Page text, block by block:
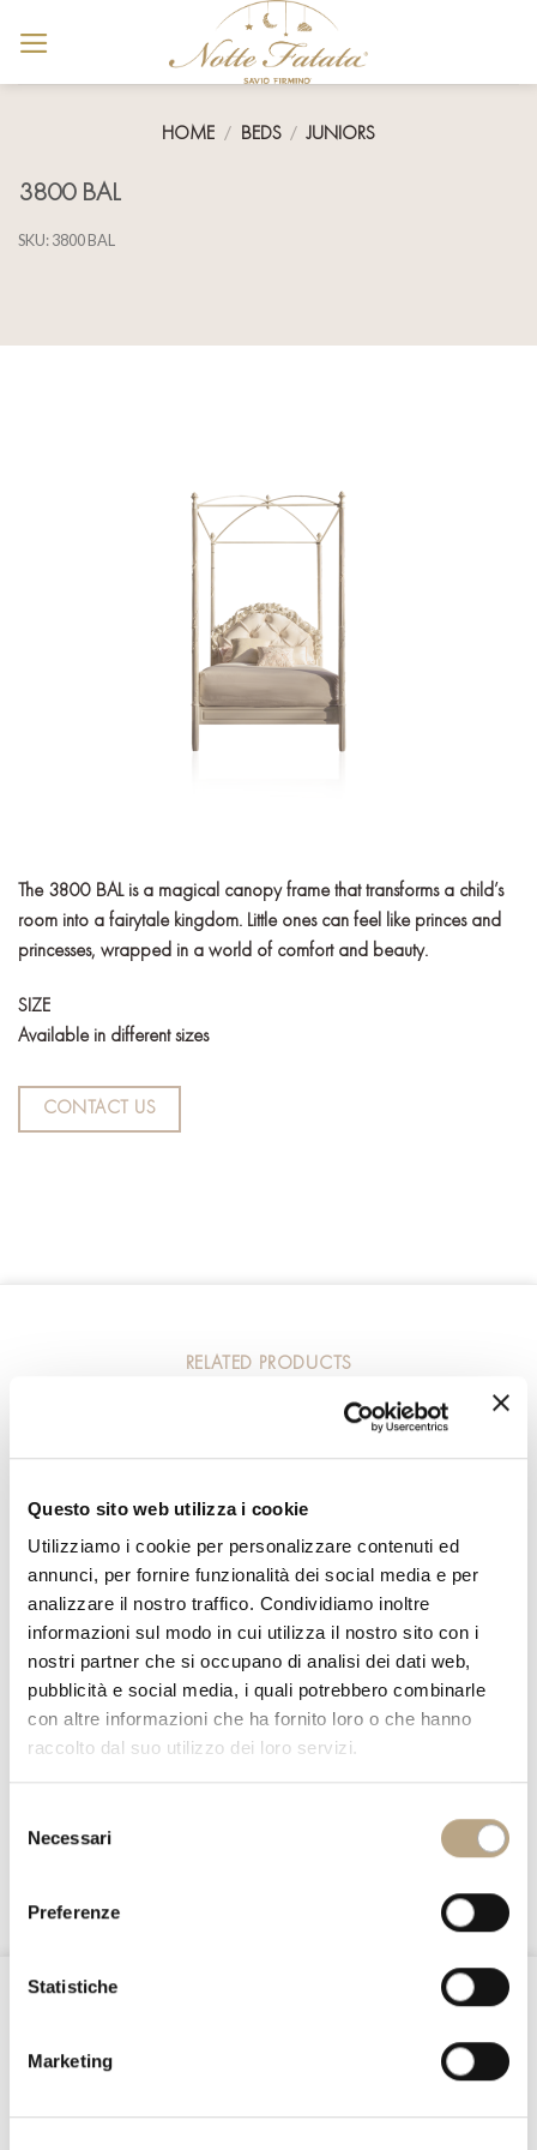
Questo sito web utilizza i cookie
Utilizziamo i cookie per personalizzare contenuti ed
annunci, per fornire funzionalità dei social media e per
analizzare il nostro traffico. Condividiamo inoltre
informazioni sul modo in cui utilizza il nostro sito con i
nostri partner che si occupano di analisi dei dati web,
pubblicità e social media, i quali potrebbero combinarle
con altre informazioni che ha fornito loro o che hanno
raccolto dal suo utilizzo dei loro servizi.
delNecessari
Preferenze
Statistiche
Marketing
HOME / BEDS / JUNIORS
3800 BAL
SKU:3800 BAL
The 3800 BAL is a magical canopy frame that transforms a child’s
room into a fairytale kingdom. Little ones can feel like princes and
princesses, wrapped in a world of comfort and beauty.
SIZE
Available in different sizes
CONTACT US
RELATED PRODUCTS